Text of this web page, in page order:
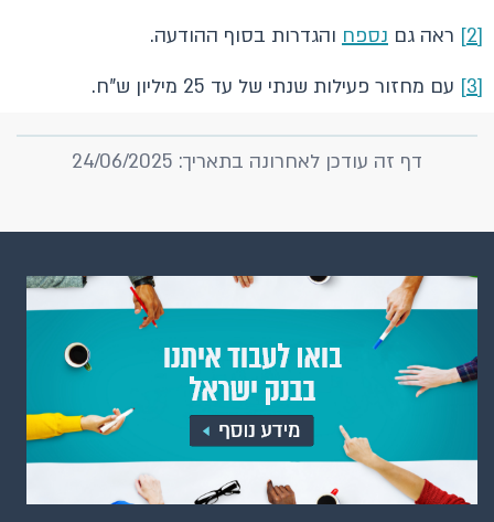
[2]
ראה גם נספח והגדרות בסוף ההודעה.
[3]
עם מחזור פעילות שנתי של עד 25 מיליון ש"ח.
דף זה עודכן לאחרונה בתאריך: 24/06/2025